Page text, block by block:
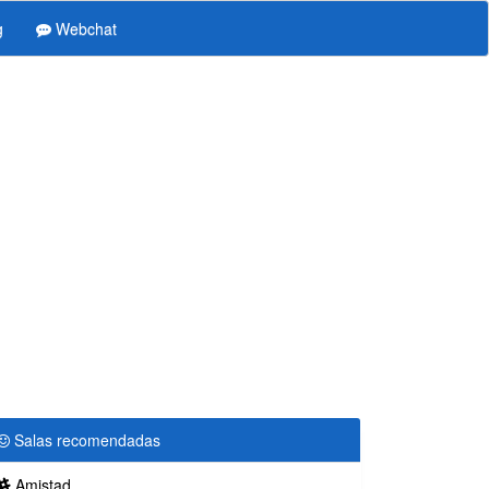
Webchat
Salas recomendadas
Amistad